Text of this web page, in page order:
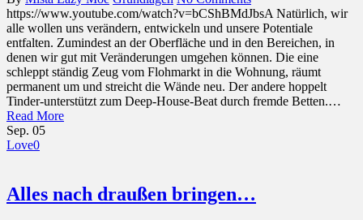
https://www.youtube.com/watch?v=bCShBMdJbsA Natürlich, wir
alle wollen uns verändern, entwickeln und unsere Potentiale
entfalten. Zumindest an der Oberfläche und in den Bereichen, in
denen wir gut mit Veränderungen umgehen können. Die eine
schleppt ständig Zeug vom Flohmarkt in die Wohnung, räumt
permanent um und streicht die Wände neu. Der andere hoppelt
Tinder-unterstützt zum Deep-House-Beat durch fremde Betten.…
Read More
Sep. 05
Love0
Alles nach draußen bringen…